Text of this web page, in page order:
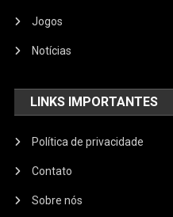
Jogos
Notícias
LINKS IMPORTANTES
Política de privacidade
Contato
Sobre nós